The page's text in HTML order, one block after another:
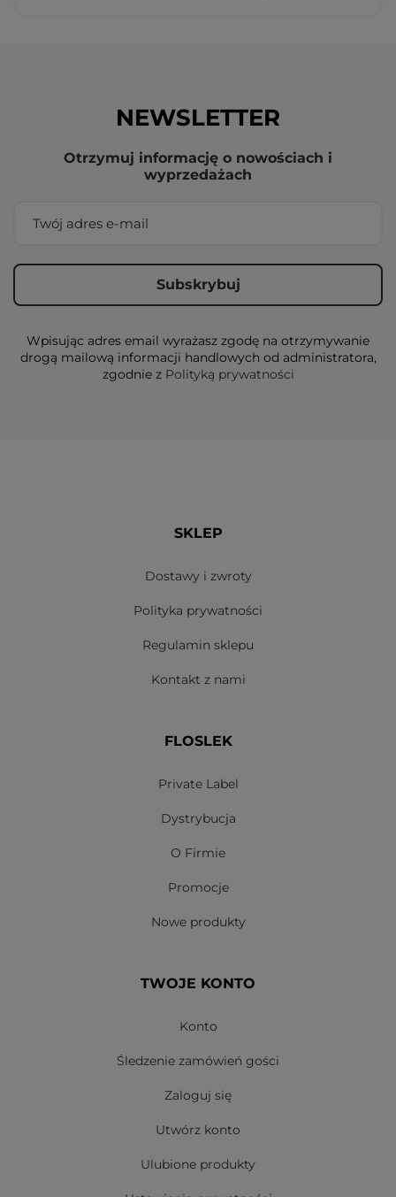
NEWSLETTER
Otrzymuj informację o nowościach i
wyprzedażach
Wpisując adres email wyrażasz zgodę na otrzymywanie
drogą mailową informacji handlowych od administratora,
zgodnie z Polityką prywatności
SKLEP
Dostawy i zwroty
Polityka prywatności
Regulamin sklepu
Kontakt z nami
FLOSLEK
Private Label
Dystrybucja
O Firmie
Promocje
Nowe produkty
TWOJE KONTO
Konto
Śledzenie zamówień gości
Zaloguj się
Utwórz konto
Ulubione produkty